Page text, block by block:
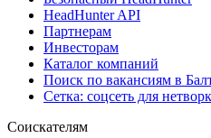
HeadHunter API
Партнерам
Инвесторам
Каталог компаний
Поиск по вакансиям в
Сетка: соцсеть для
Соискателям